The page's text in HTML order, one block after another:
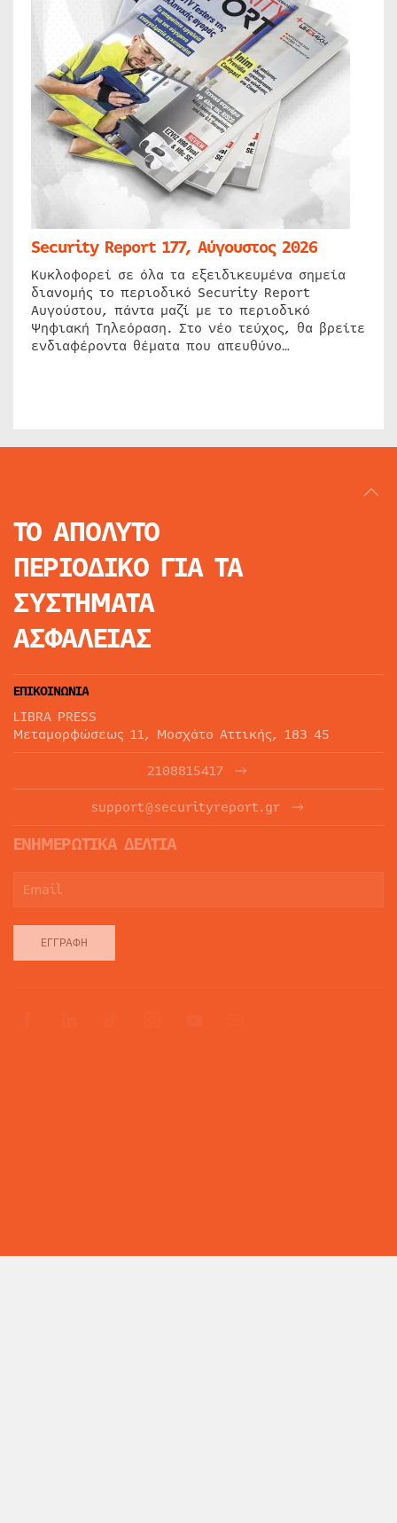
Security Report 177, Αύγουστος 2026
Κυκλοφορεί σε όλα τα εξειδικευμένα σημεία
διανομής το περιοδικό Security Report
Αυγούστου, πάντα μαζί με το περιοδικό
Ψηφιακή Τηλεόραση. Στο νέο τεύχος, θα βρείτε
ενδιαφέροντα θέματα που απευθύνο…
ΤΟ ΑΠΟΛΥΤΟ
ΠΕΡΙΟΔΙΚΟ ΓΙΑ ΤΑ
ΣΥΣΤΗΜΑΤΑ
ΑΣΦΑΛΕΙΑΣ
ΕΠΙΚΟΙΝΩΝΙΑ
LIBRA PRESS
Μεταμορφώσεως 11, Μοσχάτο Αττικής, 183 45
2108815417
support@securityreport.gr
ΕΝΗΜΕΡΩΤΙΚΑ ΔΕΛΤΙΑ
ΕΓΓΡΑΦΉ